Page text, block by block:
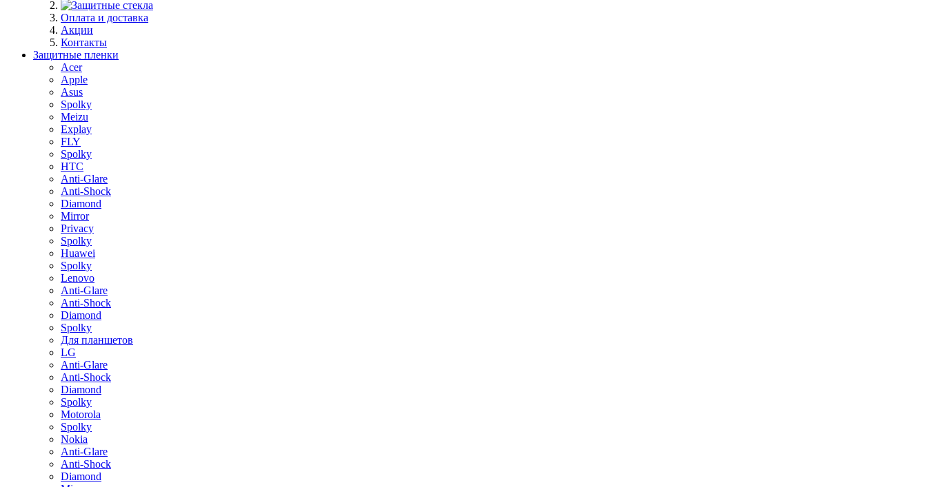
Оплата и доставка
Акции
Контакты
Защитные пленки
Acer
Apple
Asus
Spolky
Meizu
Explay
FLY
Spolky
HTC
Anti-Glare
Anti-Shock
Diamond
Mirror
Privacy
Spolky
Huawei
Spolky
Lenovo
Anti-Glare
Anti-Shock
Diamond
Spolky
Для планшетов
LG
Anti-Glare
Anti-Shock
Diamond
Spolky
Motorola
Spolky
Nokia
Anti-Glare
Anti-Shock
Diamond